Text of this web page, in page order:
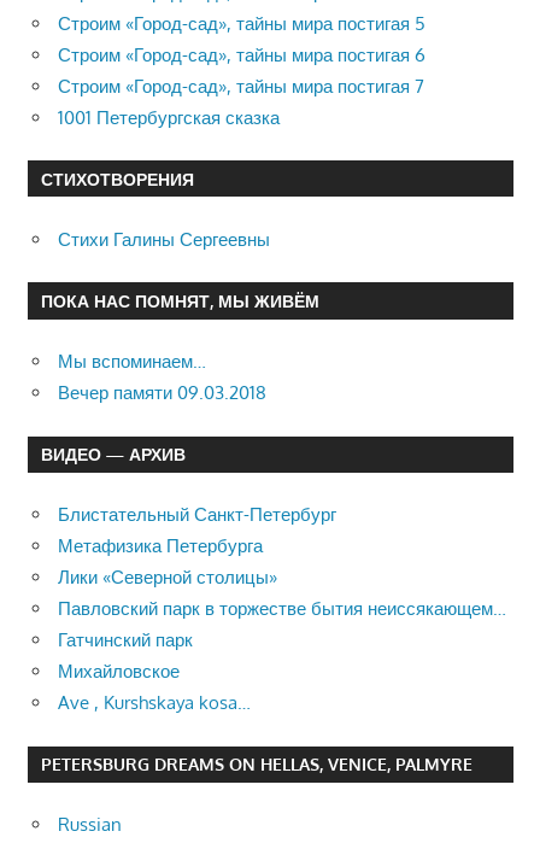
Строим «Город-сад», тайны мира постигая 5
Строим «Город-сад», тайны мира постигая 6
Строим «Город-сад», тайны мира постигая 7
1001 Петербургская сказка
СТИХОТВОРЕНИЯ
Стихи Галины Сергеевны
ПОКА НАС ПОМНЯТ, МЫ ЖИВЁМ
Мы вспоминаем…
Вечер памяти 09.03.2018
ВИДЕО — АРХИВ
Блистательный Санкт-Петербург
Метафизика Петербурга
Лики «Северной столицы»
Павловский парк в торжестве бытия неиссякающем…
Гатчинский парк
Михайловское
Ave , Kurshskaya kosa…
PETERSBURG DREAMS ON HELLAS, VENICE, PALMYRE
Russian